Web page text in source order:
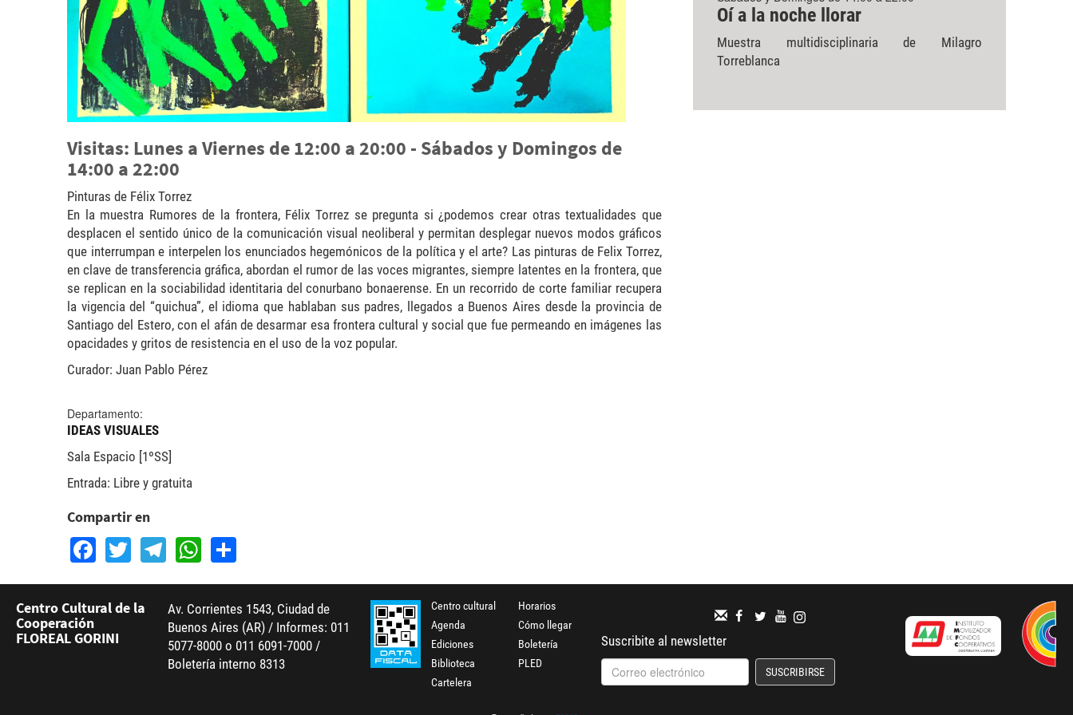
Visitas: Lunes a Viernes de 12:00 a 20:00 - Sábados y Domingos de
14:00 a 22:00
Pinturas de Félix Torrez
En la muestra Rumores de la frontera, Félix Torrez se pregunta si ¿podemos crear otras textualidades que
desplacen el sentido único de la comunicación visual neoliberal y permitan desplegar nuevos modos gráficos
que interrumpan e interpelen los enunciados hegemónicos de la política y el arte? Las pinturas de Felix Torrez,
en clave de transferencia gráfica, abordan el rumor de las voces migrantes, siempre latentes en la frontera, que
se replican en la sociabilidad identitaria del conurbano bonaerense. En un recorrido de corte familiar recupera
la vigencia del “quichua”, el idioma que hablaban sus padres, llegados a Buenos Aires desde la provincia de
Santiago del Estero, con el afán de desarmar esa frontera cultural y social que fue permeando en imágenes las
opacidades y gritos de resistencia en el uso de la voz popular.
Curador: Juan Pablo Pérez
Departamento:
IDEAS VISUALES
Sala Espacio [1ºSS]
Entrada: Libre y gratuita
Compartir en
Facebook
TwitterTelegram
WhatsApp
Oí a la noche llorar
Muestra multidisciplinaria de Milagro
Torreblanca
Centro Cultural de la
Cooperación
FLOREAL GORINI
Av. Corrientes 1543, Ciudad de
Buenos Aires (AR) / Informes: 011
5077-8000 o 011 6091-7000 /
Boletería interno 8313
Centro cultural
Agenda
Ediciones
Biblioteca
Cartelera
Horarios
Cómo llegar
Boletería
PLED
Suscribite al newsletter
SUSCRIBIRSE